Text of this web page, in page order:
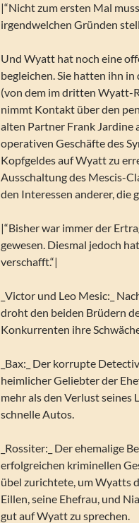
|“Nicht zum ersten Mal
irgendwelchen Gründen
Und Wyatt hat noch eine
begleichen. Sie hatten ihn
(von dem im dritten Wyatt-
nimmt Kontakt über den
alten Partner Frank Jardine
operativen Geschäfte des
Kopfgeldes auf Wyatt zu
Ausschaltung des Mescis-
den Interessen anderer, die
|“Bisher war immer der
gewesen. Diesmal jedoch
verschafft.“|
_Victor und Leo Mesic:_
droht den beiden Brüdern
Konkurrenten ihre
_Bax:_ Der korrupte
heimlicher Geliebter der
mehr als den Verlust
schnelle Autos.
_Rossiter:_ Der ehemalige
erfolgreichen kriminellen
übel zurichtete, um Wyatts
Eillen, seine Ehefrau, und
gut auf Wyatt zu sprechen.